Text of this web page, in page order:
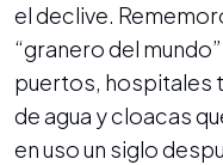
el declive.
“granero del
puertos, hospitales
de agua y cloacas
en uso un siglo